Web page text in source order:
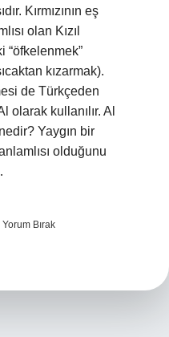
Kırmızının eş
olan Kızıl
“öfkelenmek”
kızarmak).
de Türkçeden
olarak kullanılır. Al
Yaygın bir
olduğunu
Yorum Bırak